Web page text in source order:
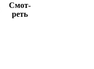
Смот­
реть